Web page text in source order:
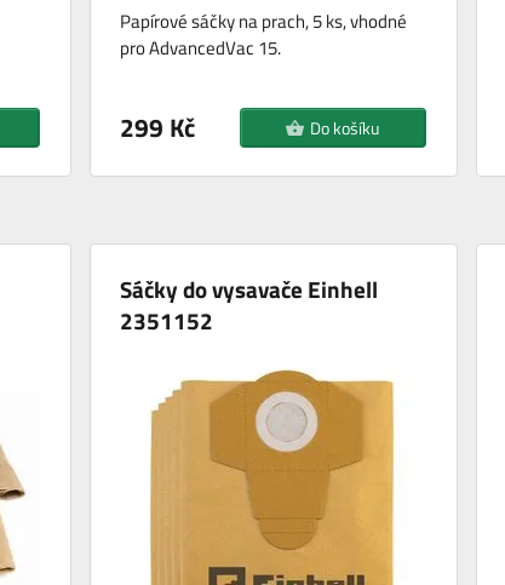
Papírové sáčky na prach, 5 ks, vhodné
pro AdvancedVac 15.
299 Kč Do košíku
Sáčky do vysavače Einhell
2351152